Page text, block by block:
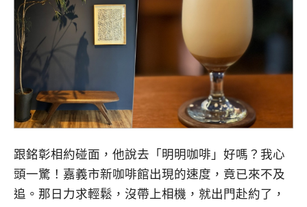
跟銘彰相約碰面，他說去「明明咖啡」好嗎？我心
頭一驚！嘉義市新咖啡館出現的速度，竟已來不及
追。那日力求輕鬆，沒帶上相機，就出門赴約了，